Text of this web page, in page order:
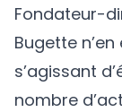
Fondateur-
Bugette
s’agissant
nombre